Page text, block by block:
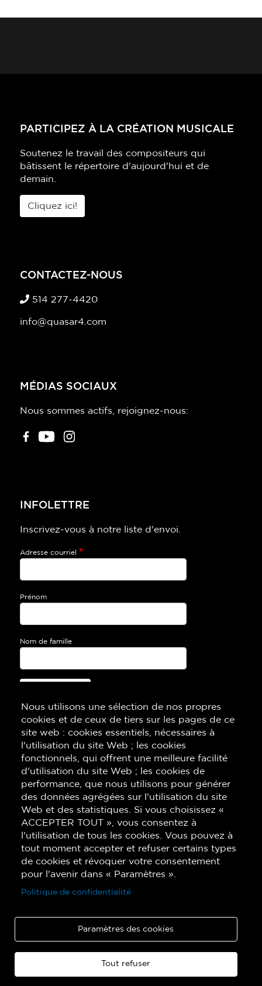
Nous utilisons une sélection de nos propres
cookies et de ceux de tiers sur les pages de ce
site web : cookies essentiels, nécessaires à
l'utilisation du site Web ; les cookies
fonctionnels, qui offrent une meilleure facilité
d'utilisation du site Web ; les cookies de
performance, que nous utilisons pour générer
des données agrégées sur l'utilisation du site
Web et des statistiques. Si vous choisissez «
ACCEPTER TOUT », vous consentez à
l'utilisation de tous les cookies. Vous pouvez à
tout moment accepter et refuser certains types
de cookies et révoquer votre consentement
pour l'avenir dans « Paramètres ».
Politique de confidentialité
Paramètres des cookies
Tout refuser
PARTICIPEZ À LA CRÉATION MUSICALE
Soutenez le travail des compositeurs qui
bâtissent le répertoire d'aujourd'hui et de
demain.
Cliquez ici!
CONTACTEZ-NOUS
514 277-4420
info@quasar4.com
MÉDIAS SOCIAUX
Nous sommes actifs, rejoignez-nous:
INFOLETTRE
Inscrivez-vous à notre liste d'envoi.
Adresse courriel
Prénom
Nom de famille
Copyright © 2026 Quatuor de saxophones Quasar. Tous droits réservés.